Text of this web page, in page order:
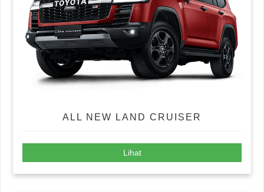
ALL NEW LAND CRUISER
Lihat